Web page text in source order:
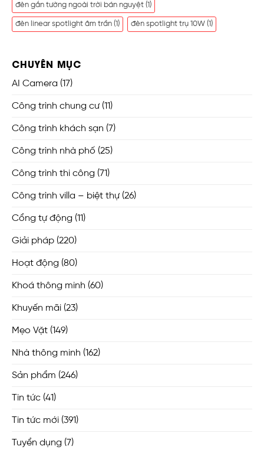
đèn gắn tường ngoài trời bán nguyệt (1)
đèn linear spotlight âm trần (1) đèn spotlight trụ 10W (1)
CHUYÊN MỤC
AI Camera (17)
Công trình chung cư(11)
Công trình khách sạn (7)
Công trình nhà phố (25)
Công trình thi công (71)
Công trình villa – biệt thự(26)
Cổng tự động (11)
Giải pháp (220)
Hoạt động (80)
Khoá thông minh (60)
Khuyến mãi (23)
Mẹo Vặt (149)
Nhà thông minh (162)
Sản phẩm (246)
Tin tức (41)
Tin tức mới (391)
Tuyển dụng (7)